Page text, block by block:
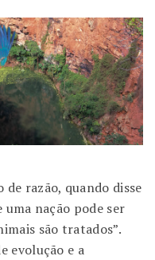
razão, quando disse
uma nação pode ser
são tratados”.
evolução e a